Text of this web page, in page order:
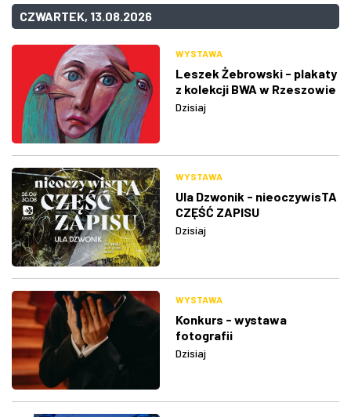
CZWARTEK, 13.08.2026
WYSTAWA
Leszek Żebrowski - plakaty
z kolekcji BWA w Rzeszowie
Dzisiaj
WYSTAWA
Ula Dzwonik - nieoczywisTA
CZĘŚĆ ZAPISU
Dzisiaj
WYSTAWA
Konkurs - wystawa
fotografii
Dzisiaj